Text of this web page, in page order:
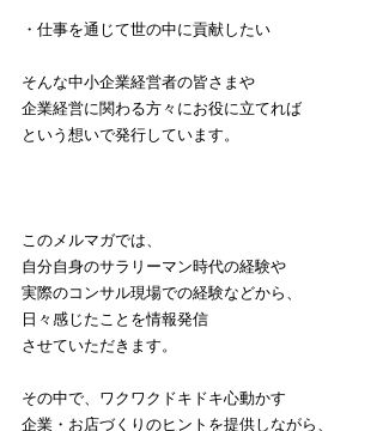
・仕事を通じて世の中に貢献したい
そんな中小企業経営者の皆さまや
企業経営に関わる方々にお役に立てれば
という想いで発行しています。
このメルマガでは、
自分自身のサラリーマン時代の経験や
実際のコンサル現場での経験などから、
日々感じたことを情報発信
させていただきます。
その中で、ワクワクドキドキ心動かす
企業・お店づくりのヒントを提供しながら、